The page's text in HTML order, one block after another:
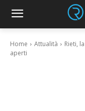
Home Attualità
Rieti,
aperti